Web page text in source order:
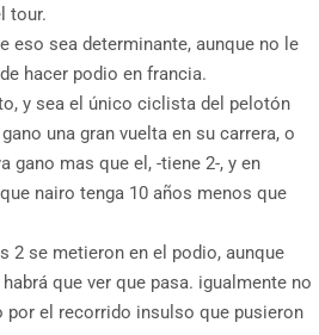
tour.
eso sea determinante, aunque no le
hacer podio en francia.
y sea el único ciclista del pelotón
una gran vuelta en su carrera, o
gano mas que el, -tiene 2-, y en
nairo tenga 10 años menos que
2 se metieron en el podio, aunque
que ver que pasa. igualmente no
por el recorrido insulso que pusieron